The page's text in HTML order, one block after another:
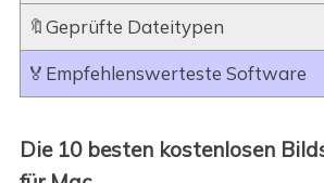
🔖Geprüfte Dateitypen
🏅Empfehlenswerteste Software
Die 10 besten kostenlosen